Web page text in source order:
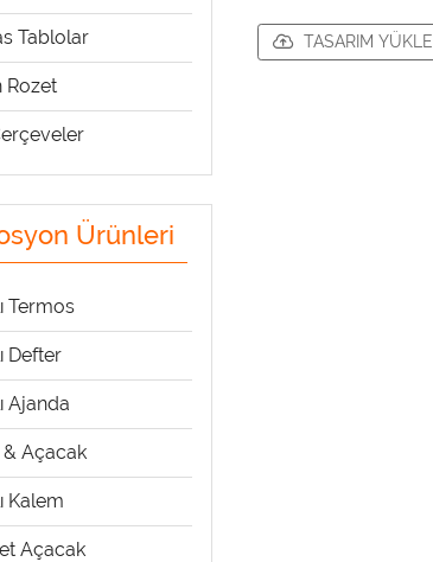
Tablolar
Rozet
Ürünleri
Termos
Defter
Ajanda
& Açacak
Kalem
Açacak
TASARIM YÜKLE